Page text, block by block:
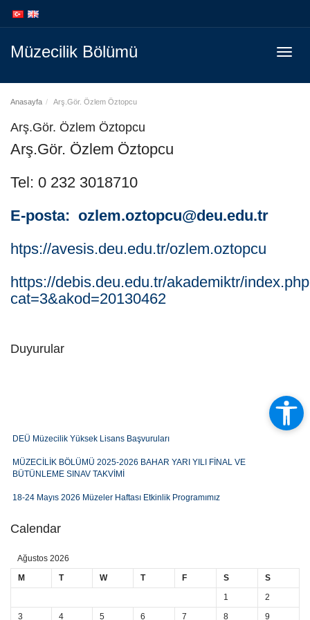
atla
atla
Müzecilik Bölümü
Anasayfa Arş.Gör. Özlem Öztopcu
Arş.Gör. Özlem Öztopcu
Arş.Gör. Özlem Öztopcu
Tel: 0 232 3018710
E-posta: ozlem.oztopcu@deu.edu.tr
htps://avesis.deu.edu.tr/ozlem.oztopcu
https://debis.deu.edu.tr/akademiktr/
cat=3&akod=20130462
Duyurular
DEÜ Müzecilik Yüksek Lisans Başvuruları
MÜZECİLİK BÖLÜMÜ 2025-2026 BAHAR YARI YILI FİNAL VE
BÜTÜNLEME SINAV TAKVİMİ
18-24 Mayıs 2026 Müzeler Haftası Etkinlik Programımız
MÜZECİLİK BÖLÜMÜ 2025-2026 BAHAR YARI YILI ARA SINAV SINAV
TAKVİMİ
Calendar
Ağustos 2026
M
T W T F S
S
1
2
3
4 5 6 7 8 9